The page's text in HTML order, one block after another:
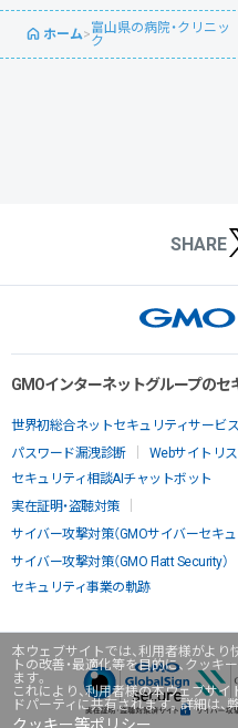
本ウェブサイトでは、利用者様がよ
トの改善・最適化等を目的に、クッキ
ます。
これにより、利用者様の本ウェブサ
ドパーティに共有されます。詳細は
ホーム>富山県の病院・クリニッ
ク
SHARE
GMOインターネットグループのセ
世界初総合ネットセキュリティサービス
パスワード漏洩診断
Webサイトリ
セキュリティ相談AIチャットボット
実在証明・盗聴対策
サイバー攻撃対策（GMOサイバーセキュ
サイバー攻撃対策（GMO Flatt Security）
セキュリティ事業の軌跡